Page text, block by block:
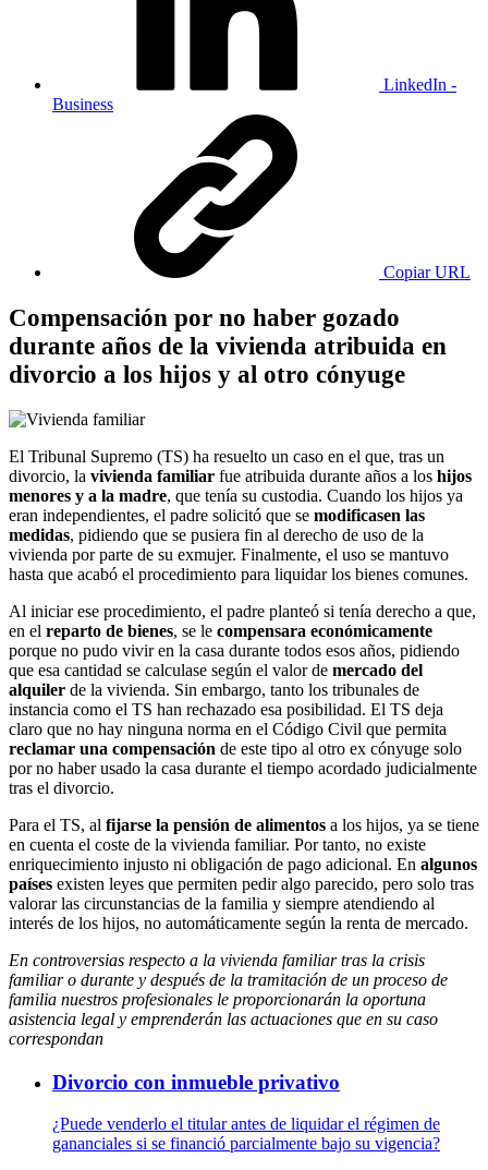
LinkedIn -
Business
Copiar URL
Compensación por no haber gozado
durante años de la vivienda atribuida en
divorcio a los hijos y al otro cónyuge
El Tribunal Supremo (TS) ha resuelto un caso en el que, tras un
divorcio, la vivienda familiar fue atribuida durante años a los hijos
menores y a la madre, que tenía su custodia. Cuando los hijos ya
eran independientes, el padre solicitó que se modificasen las
medidas, pidiendo que se pusiera fin al derecho de uso de la
vivienda por parte de su exmujer. Finalmente, el uso se mantuvo
hasta que acabó el procedimiento para liquidar los bienes comunes.
Al iniciar ese procedimiento, el padre planteó si tenía derecho a que,
en el reparto de bienes, se le compensara económicamente
porque no pudo vivir en la casa durante todos esos años, pidiendo
que esa cantidad se calculase según el valor de mercado del
alquiler de la vivienda. Sin embargo, tanto los tribunales de
instancia como el TS han rechazado esa posibilidad. El TS deja
claro que no hay ninguna norma en el Código Civil que permita
reclamar una compensación de este tipo al otro ex cónyuge solo
por no haber usado la casa durante el tiempo acordado judicialmente
tras el divorcio.
Para el TS, al fijarse la pensión de alimentos a los hijos, ya se tiene
en cuenta el coste de la vivienda familiar. Por tanto, no existe
enriquecimiento injusto ni obligación de pago adicional. En algunos
países existen leyes que permiten pedir algo parecido, pero solo tras
valorar las circunstancias de la familia y siempre atendiendo al
interés de los hijos, no automáticamente según la renta de mercado.
En controversias respecto a la vivienda familiar tras la crisis
familiar o durante y después de la tramitación de un proceso de
familia nuestros profesionales le proporcionarán la oportuna
asistencia legal y emprenderán las actuaciones que en su caso
correspondan
Divorcio con inmueble privativo
¿Puede venderlo el titular antes de liquidar el régimen de
gananciales si se financió parcialmente bajo su vigencia?